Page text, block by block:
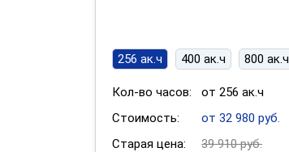
256 ак.ч 400 ак.ч 800 ак.ч
Кол-во часов:
от 256 ак.ч
Стоимость:
от 32 980 руб.
Старая цена:
39 910 руб.